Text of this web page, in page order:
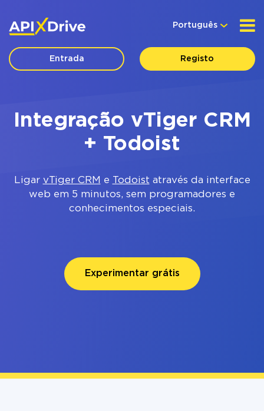
Português
Entrada Registo
Integração vTiger CRM
+ Todoist
Ligar vTiger CRM e Todoist através da interface
web em 5 minutos, sem programadores e
conhecimentos especiais.
Experimentar grátis